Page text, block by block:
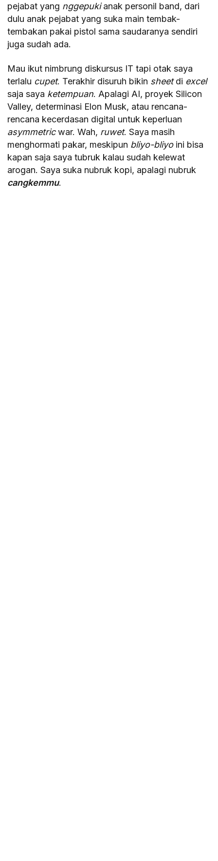
pejabat yang nggepukianak personil band, dari
dulu anak pejabat yang suka main tembak-
tembakan pakai pistol sama saudaranya sendiri
juga sudah ada.
Mau ikut nimbrung diskursus IT tapi otak saya
terlalu cupet. Terakhir disuruh bikin sheetdi excel
saja saya ketempuan. Apalagi AI, proyek Silicon
Valley, determinasi Elon Musk, atau rencana-
rencana kecerdasan digital untuk keperluan
asymmetricwar. Wah, ruwet. Saya masih
menghormati pakar, meskipun bliyo-bliyoini bisa
kapan saja saya tubruk kalau sudah kelewat
arogan. Saya suka nubruk kopi, apalagi nubruk
cangkemmu.